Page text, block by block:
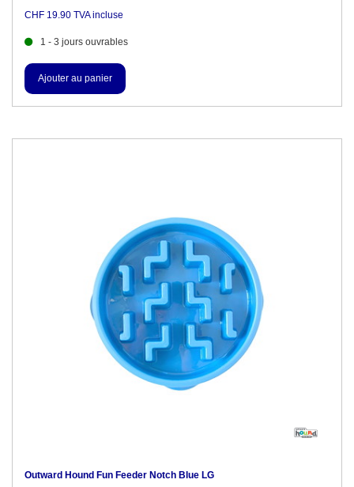
CHF 19.90 TVA incluse
1 - 3 jours ouvrables
Outward Hound Fun Feeder Notch Blue LG